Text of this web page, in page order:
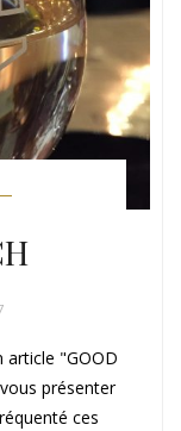
article "GOOD
présenter
ces